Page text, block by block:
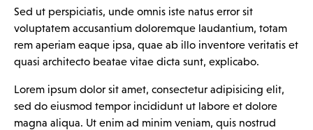
Sed ut perspiciatis, unde omnis iste natus error sit
voluptatem accusantium doloremque laudantium, totam
rem aperiam eaque ipsa, quae ab illo inventore veritatis et
quasi architecto beatae vitae dicta sunt, explicabo.
Lorem ipsum dolor sit amet, consectetur adipisicing elit,
sed do eiusmod tempor incididunt ut labore et dolore
magna aliqua. Ut enim ad minim veniam, quis nostrud